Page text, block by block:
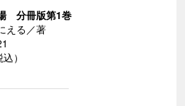
分冊版第1巻
える／著
）